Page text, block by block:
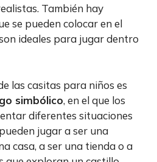
También hay
se pueden colocar en el
ideales para jugar dentro
las casitas para niños es
simbólico, en el que los
diferentes situaciones
jugar a ser una
casa, a ser una tienda o a